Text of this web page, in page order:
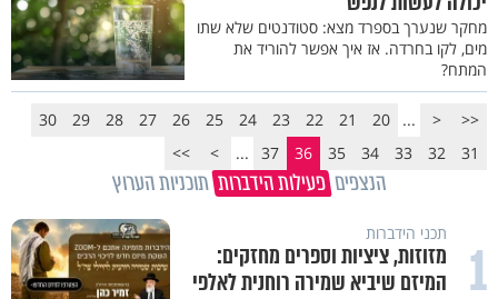
מחקר שנערך בספרד מצא: סטודנטים שלא שתו
מים, לקו בחרדה. אז איך אפשר להוריד את
המתח?
<<
<
...
20
21
22
23
24
25
26
27
28
29
30
31
32
33
34
35
36
37
...
>
>>
הנצפים פעילות הידברות תוכניות הערוץ
1 תכני הידברות
מזוזות, ציציות וספרים מחזקים:
המיזם שיביא שמירה רוחנית לאלפי